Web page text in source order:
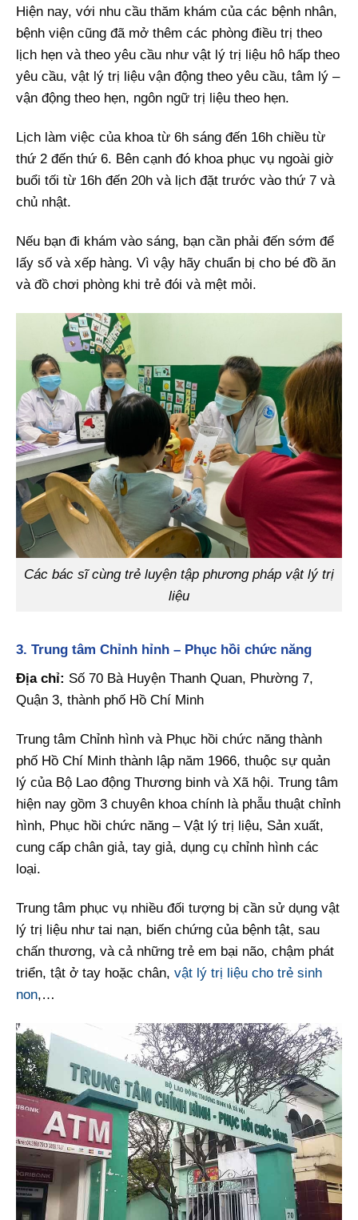
Hiện nay, với nhu cầu thăm khám của các bệnh nhân,
bệnh viện cũng đã mở thêm các phòng điều trị theo
lịch hẹn và theo yêu cầu như vật lý trị liệu hô hấp theo
yêu cầu, vật lý trị liệu vận động theo yêu cầu, tâm lý –
vận động theo hẹn, ngôn ngữ trị liệu theo hẹn.
Lịch làm việc của khoa từ 6h sáng đến 16h chiều từ
thứ 2 đến thứ 6. Bên cạnh đó khoa phục vụ ngoài giờ
buổi tối từ 16h đến 20h và lịch đặt trước vào thứ 7 và
chủ nhật.
Nếu bạn đi khám vào sáng, bạn cần phải đến sớm để
lấy số và xếp hàng. Vì vậy hãy chuẩn bị cho bé đồ ăn
và đồ chơi phòng khi trẻ đói và mệt mỏi.
Các bác sĩ cùng trẻ luyện tập phương pháp vật lý trị
liệu
3. Trung tâm Chỉnh hỉnh – Phục hồi chức năng
Địa chỉ: Số 70 Bà Huyện Thanh Quan, Phường 7,
Quận 3, thành phố Hồ Chí Minh
Trung tâm Chỉnh hình và Phục hồi chức năng thành
phố Hồ Chí Minh thành lập năm 1966, thuộc sự quản
lý của Bộ Lao động Thương binh và Xã hội. Trung tâm
hiện nay gồm 3 chuyên khoa chính là phẫu thuật chỉnh
hình, Phục hồi chức năng – Vật lý trị liệu, Sản xuất,
cung cấp chân giả, tay giả, dụng cụ chỉnh hình các
loại.
Trung tâm phục vụ nhiều đối tượng bị cần sử dụng vật
lý trị liệu như tai nạn, biến chứng của bệnh tật, sau
chấn thương, và cả những trẻ em bại não, chậm phát
triển, tật ở tay hoặc chân, vật lý trị liệu cho trẻ sinh
non,…